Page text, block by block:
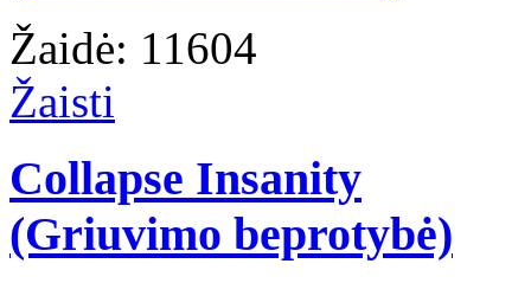
Žaidė: 11604
Žaisti
Collapse Insanity
(Griuvimo beprotybė)